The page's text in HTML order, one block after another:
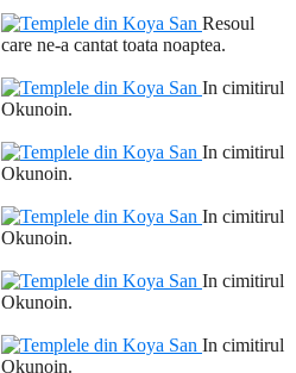
Resoul
care ne-a cantat toata noaptea.
In cimitirul
Okunoin.
In cimitirul
Okunoin.
In cimitirul
Okunoin.
In cimitirul
Okunoin.
In cimitirul
Okunoin.